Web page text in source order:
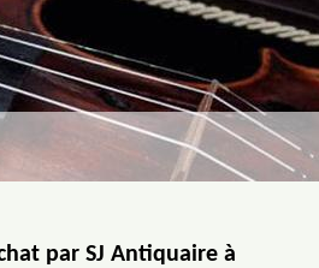
par SJ Antiquaire à